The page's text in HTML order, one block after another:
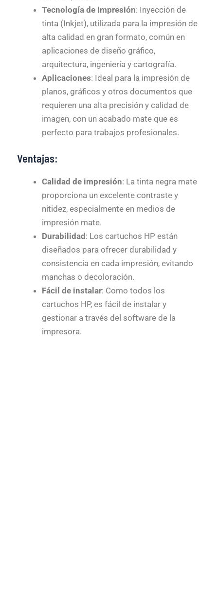
Tecnología de impresión: Inyección de
tinta (Inkjet), utilizada para la impresión de
alta calidad en gran formato, común en
aplicaciones de diseño gráfico,
arquitectura, ingeniería y cartografía.
Aplicaciones: Ideal para la impresión de
planos, gráficos y otros documentos que
requieren una alta precisión y calidad de
imagen, con un acabado mate que es
perfecto para trabajos profesionales.
Ventajas:
Calidad de impresión: La tinta negra mate
proporciona un excelente contraste y
nitidez, especialmente en medios de
impresión mate.
Durabilidad : Los cartuchos HP están
diseñados para ofrecer durabilidad y
consistencia en cada impresión, evitando
manchas o decoloración.
Fácil de instalar: Como todos los
cartuchos HP, es fácil de instalar y
gestionar a través del software de la
impresora.